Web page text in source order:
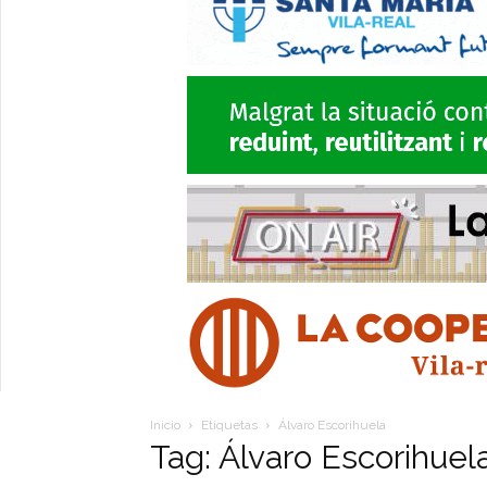
Inicio Etiquetas Álvaro Escorihuela
Tag: Álvaro